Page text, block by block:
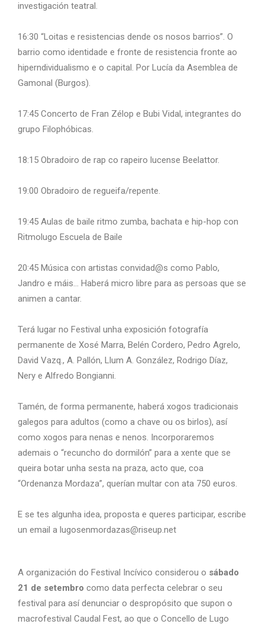
investigación teatral.
16:30 “Loitas e resistencias dende os nosos barrios”. O
barrio como identidade e fronte de resistencia fronte ao
hiperndividualismo e o capital. Por Lucía da Asemblea de
Gamonal (Burgos).
17:45 Concerto de Fran Zélop e Bubi Vidal, integrantes do
grupo Filophóbicas.
18:15 Obradoiro de rap co rapeiro lucense Beelattor.
19:00 Obradoiro de regueifa/repente.
19:45 Aulas de baile ritmo zumba, bachata e hip-hop con
Ritmolugo Escuela de Baile
20:45 Música con artistas convidad@s como Pablo,
Jandro e máis… Haberá micro libre para as persoas que se
animen a cantar.
Terá lugar no Festival unha exposición fotografía
permanente de Xosé Marra, Belén Cordero, Pedro Agrelo,
David Vazq., A. Pallón, Llum A. González, Rodrigo Díaz,
Nery e Alfredo Bongianni.
Tamén, de forma permanente, haberá xogos tradicionais
galegos para adultos (como a chave ou os birlos), así
como xogos para nenas e nenos. Incorporaremos
ademais o “recuncho do dormilón” para a xente que se
queira botar unha sesta na praza, acto que, coa
“Ordenanza Mordaza”, querían multar con ata 750 euros.
E se tes algunha idea, proposta e queres participar, escribe
un email a lugosenmordazas@riseup.net
A organización do Festival Incívico considerou o sábado
21 de setembro como data perfecta celebrar o seu
festival para así denunciar o despropósito que supon o
macrofestival Caudal Fest, ao que o Concello de Lugo